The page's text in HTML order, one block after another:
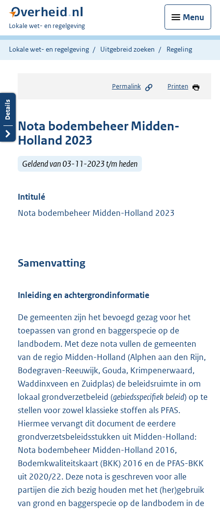
Menu
U
bent
hier:
Lokale wet- en regelgeving
Lokale wet- en regelgeving Uitgebreid zoeken Regeling
Permalink Printen
Nota bodembeheer Midden-
Holland 2023
Geldend van 03-11-2023 t/m heden
Intitulé
Nota bodembeheer Midden-Holland 2023
Samenvatting
Inleiding en achtergrondinformatie
De gemeenten zijn het bevoegd gezag voor het
toepassen van grond en baggerspecie op de
landbodem. Met deze nota vullen de gemeenten
van de regio Midden-Holland (Alphen aan den Rijn,
Bodegraven-Reeuwijk, Gouda, Krimpenerwaard,
Waddinxveen en Zuidplas) de beleidsruimte in om
lokaal grondverzetbeleid (gebiedsspecifiekbeleid) op te
stellen voor zowel klassieke stoffen als PFAS.
Hiermee vervangt dit document de eerdere
grondverzetsbeleidsstukken uit Midden-Holland:
Nota bodembeheer Midden-Holland 2016,
Bodemkwaliteitskaart (BKK) 2016 en de PFAS-BKK
uit 2020/22. Deze nota is geschreven voor alle
partijen die zich bezig houden met het (her)gebruik
van grond en baggerspecie op de landbodem in de